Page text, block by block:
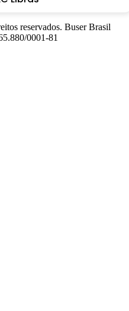
reservados. Buser Brasil
0001-81